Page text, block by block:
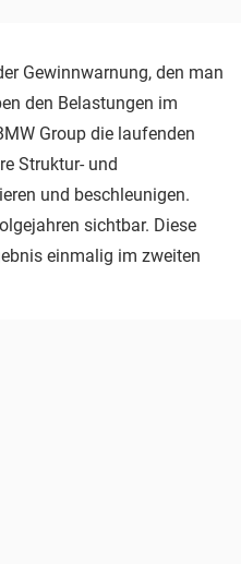
Gewinnwarnung, den man
den Belastungen im
Group die laufenden
Struktur- und
und beschleunigen.
sichtbar. Diese
einmalig im zweiten